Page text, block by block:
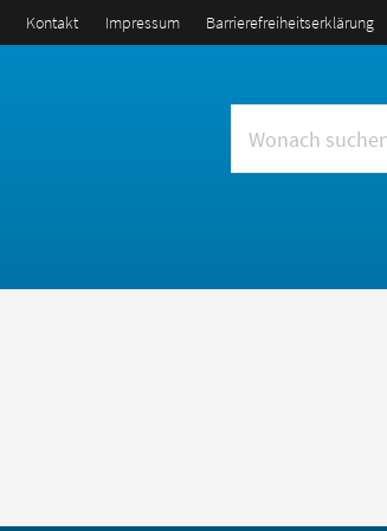
Kontakt Impressum Barrierefreiheitserklärung